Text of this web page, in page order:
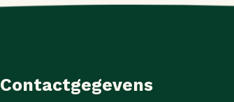
Contactgegevens